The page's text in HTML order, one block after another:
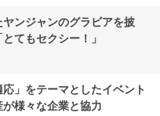
ンジャンのグラビアを披
てもセクシー！」
」をテーマとしたイベント
様々な企業と協力